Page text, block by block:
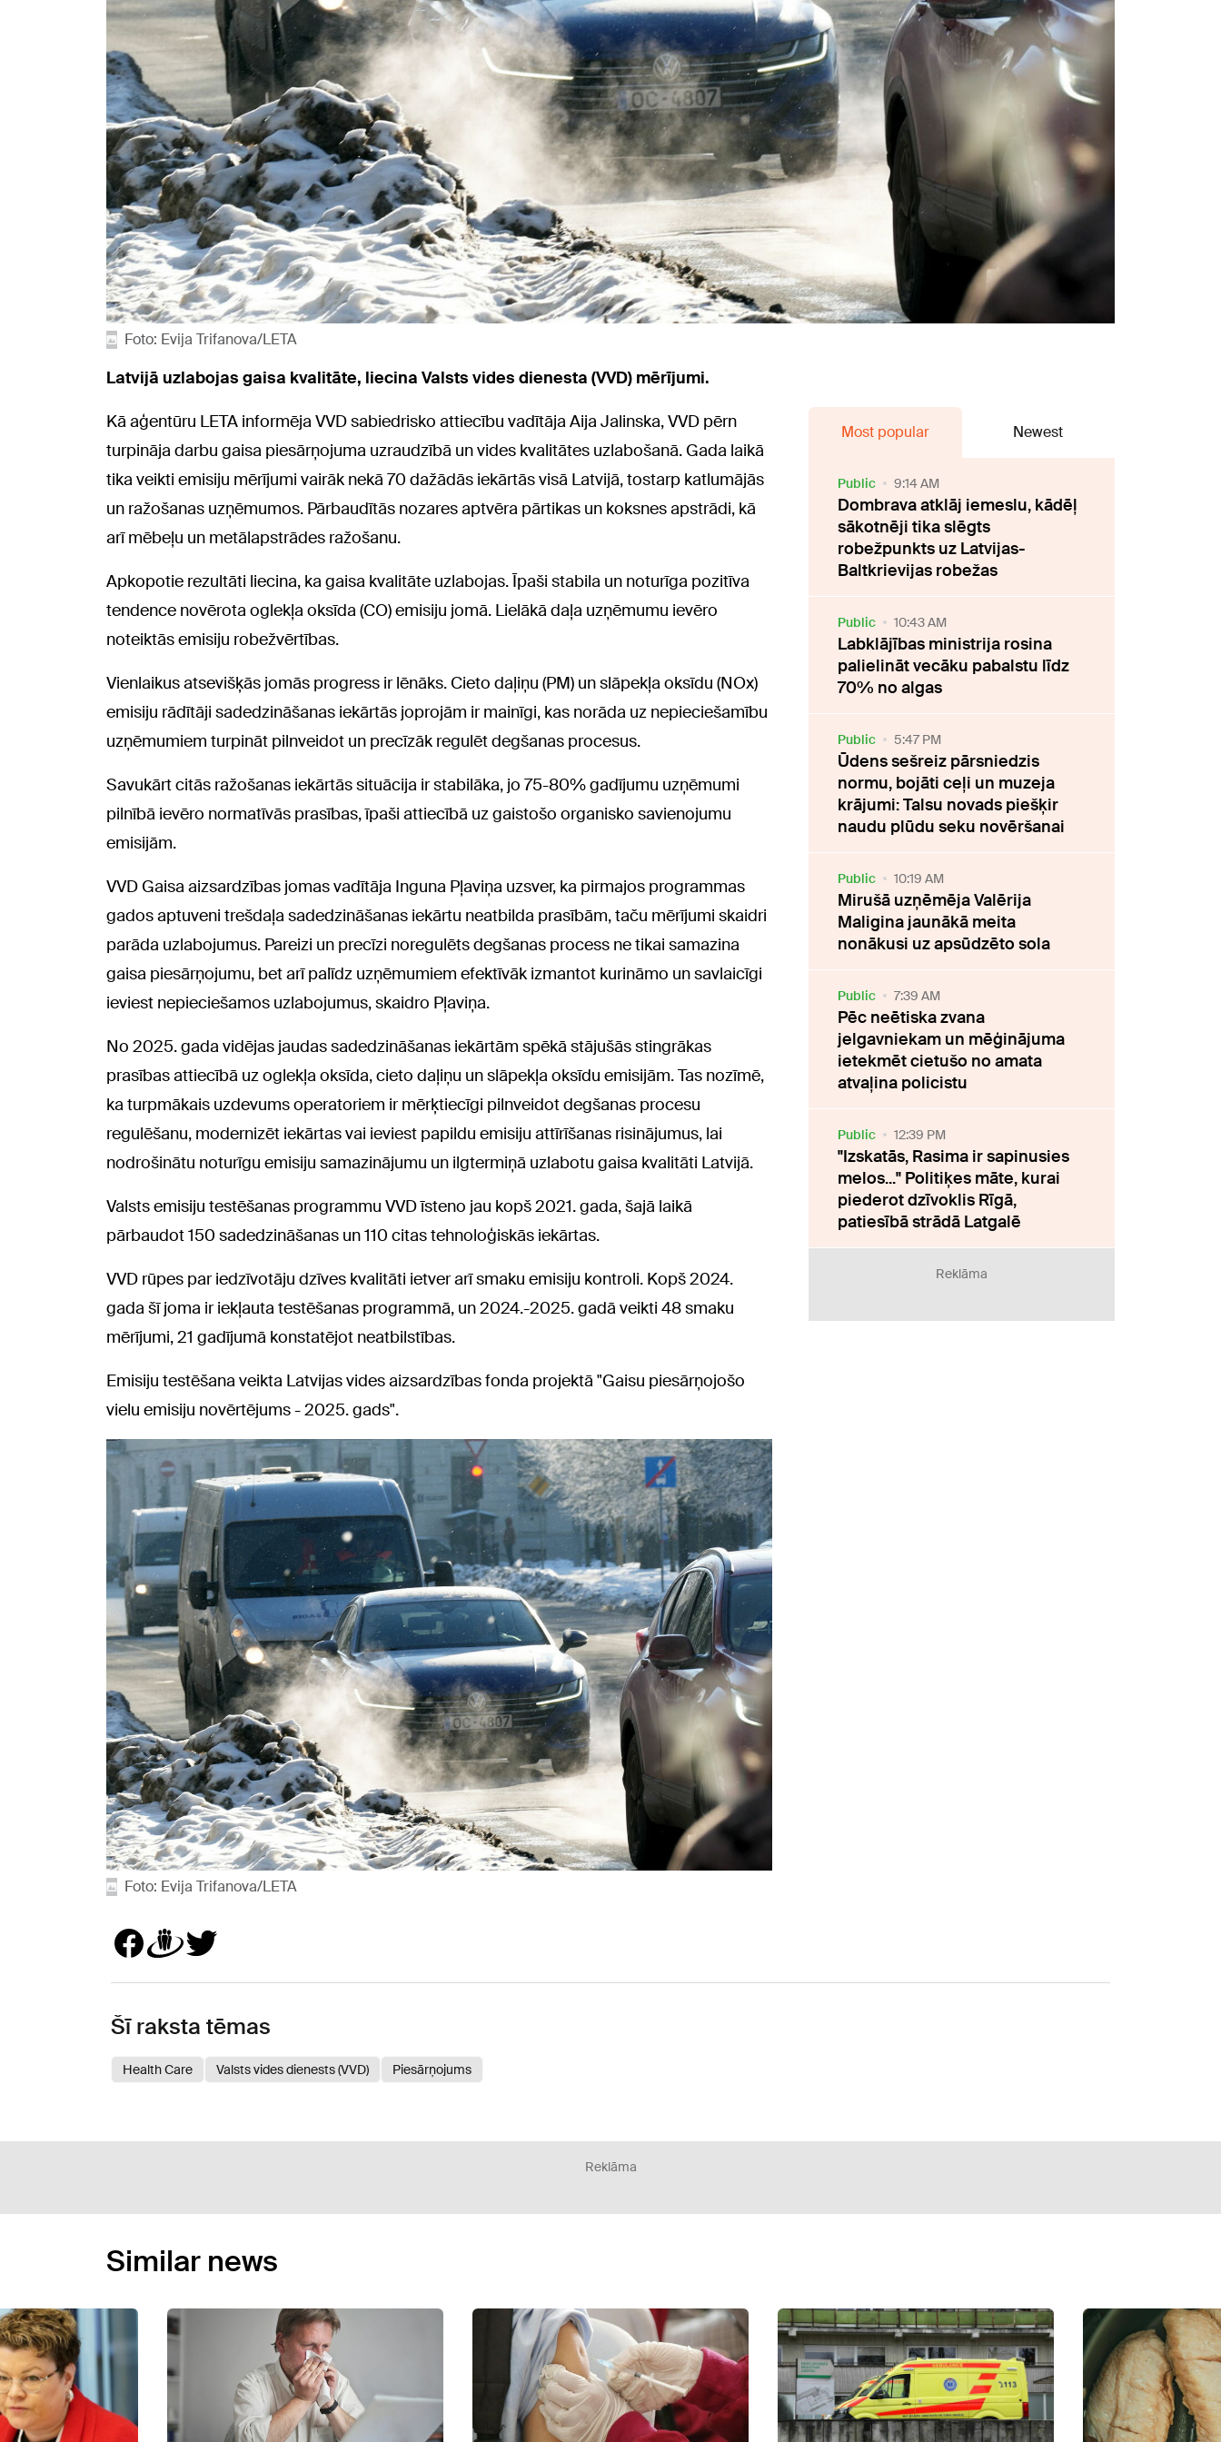
Foto: Evija Trifanova/LETA
Latvijā uzlabojas gaisa kvalitāte, liecina Valsts vides dienesta (VVD) mērījumi.
Kā aģentūru LETA informēja VVD sabiedrisko attiecību vadītāja Aija Jalinska, VVD pērn
turpināja darbu gaisa piesārņojuma uzraudzībā un vides kvalitātes uzlabošanā. Gada laikā
tika veikti emisiju mērījumi vairāk nekā 70 dažādās iekārtās visā Latvijā, tostarp katlumājās
un ražošanas uzņēmumos. Pārbaudītās nozares aptvēra pārtikas un koksnes apstrādi, kā
arī mēbeļu un metālapstrādes ražošanu.
Apkopotie rezultāti liecina, ka gaisa kvalitāte uzlabojas. Īpaši stabila un noturīga pozitīva
tendence novērota oglekļa oksīda (CO) emisiju jomā. Lielākā daļa uzņēmumu ievēro
noteiktās emisiju robežvērtības.
Vienlaikus atsevišķās jomās progress ir lēnāks. Cieto daļiņu (PM) un slāpekļa oksīdu (NOx)
emisiju rādītāji sadedzināšanas iekārtās joprojām ir mainīgi, kas norāda uz nepieciešamību
uzņēmumiem turpināt pilnveidot un precīzāk regulēt degšanas procesus.
Savukārt citās ražošanas iekārtās situācija ir stabilāka, jo 75-80% gadījumu uzņēmumi
pilnībā ievēro normatīvās prasības, īpaši attiecībā uz gaistošo organisko savienojumu
emisijām.
VVD Gaisa aizsardzības jomas vadītāja Inguna Pļaviņa uzsver, ka pirmajos programmas
gados aptuveni trešdaļa sadedzināšanas iekārtu neatbilda prasībām, taču mērījumi skaidri
parāda uzlabojumus. Pareizi un precīzi noregulēts degšanas process ne tikai samazina
gaisa piesārņojumu, bet arī palīdz uzņēmumiem efektīvāk izmantot kurināmo un savlaicīgi
ieviest nepieciešamos uzlabojumus, skaidro Pļaviņa.
No 2025. gada vidējas jaudas sadedzināšanas iekārtām spēkā stājušās stingrākas
prasības attiecībā uz oglekļa oksīda, cieto daļiņu un slāpekļa oksīdu emisijām. Tas nozīmē,
ka turpmākais uzdevums operatoriem ir mērķtiecīgi pilnveidot degšanas procesu
regulēšanu, modernizēt iekārtas vai ieviest papildu emisiju attīrīšanas risinājumus, lai
nodrošinātu noturīgu emisiju samazinājumu un ilgtermiņā uzlabotu gaisa kvalitāti Latvijā.
Valsts emisiju testēšanas programmu VVD īsteno jau kopš 2021. gada, šajā laikā
pārbaudot 150 sadedzināšanas un 110 citas tehnoloģiskās iekārtas.
VVD rūpes par iedzīvotāju dzīves kvalitāti ietver arī smaku emisiju kontroli. Kopš 2024.
gada šī joma ir iekļauta testēšanas programmā, un 2024.-2025. gadā veikti 48 smaku
mērījumi, 21 gadījumā konstatējot neatbilstības.
Emisiju testēšana veikta Latvijas vides aizsardzības fonda projektā "Gaisu piesārņojošo
vielu emisiju novērtējums - 2025. gads".
Foto: Evija Trifanova/LETA
Most popular Newest
Public 9:14 AM
Dombrava atklāj iemeslu, kādēļ
sākotnēji tika slēgts
robežpunkts uz Latvijas-
Baltkrievijas robežas
Public 10:43 AM
Labklājības ministrija rosina
palielināt vecāku pabalstu līdz
70% no algas
Public 5:47 PM
Ūdens sešreiz pārsniedzis
normu, bojāti ceļi un muzeja
krājumi: Talsu novads piešķir
naudu plūdu seku novēršanai
Public 10:19 AM
Mirušā uzņēmēja Valērija
Maligina jaunākā meita
nonākusi uz apsūdzēto sola
Public 7:39 AM
Pēc neētiska zvana
jelgavniekam un mēģinājuma
ietekmēt cietušo no amata
atvaļina policistu
Public 12:39 PM
"Izskatās, Rasima ir sapinusies
melos..." Politiķes māte, kurai
piederot dzīvoklis Rīgā,
patiesībā strādā Latgalē
Reklāma
Šī raksta tēmas
Health Care Valsts vides dienests (VVD) Piesārņojums
Reklāma
Similar news